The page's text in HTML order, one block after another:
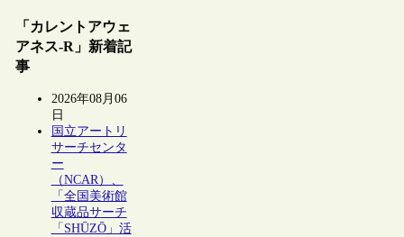
「カレントアウェ
アネス-R」新着記
事
2026年08月06
日
国立アートリ
サーチセンタ
ー
（NCAR）、
「全国美術館
収蔵品サーチ
「SHŪZŌ」活